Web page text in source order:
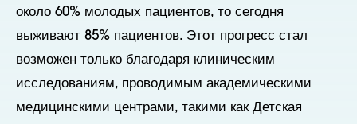
около 60% молодых пациентов, то сегодня
выживают 85% пациентов. Этот прогресс стал
возможен только благодаря клиническим
исследованиям, проводимым академическими
медицинскими центрами, такими как Детская